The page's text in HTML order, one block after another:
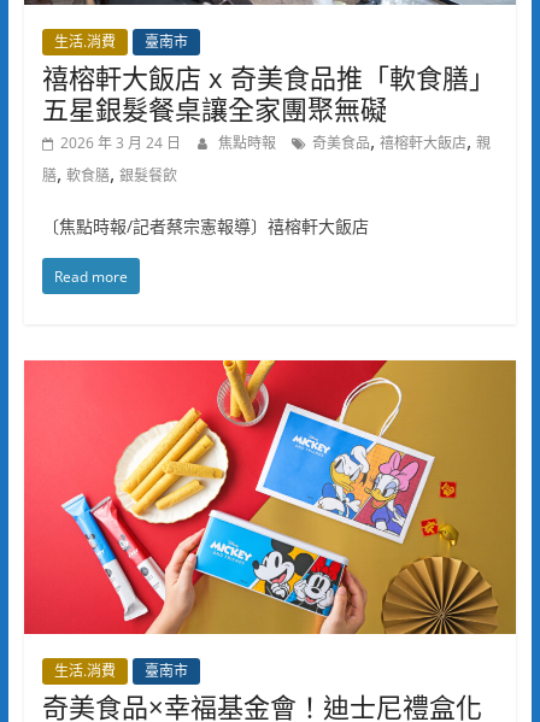
生活.消費 臺南市
禧榕軒大飯店 x 奇美食品推「軟食膳」
五星銀髮餐桌讓全家團聚無礙
2026 年 3 月 24 日 焦點時報 奇美食品, 禧榕軒大飯店, 親
膳, 軟食膳, 銀髮餐飲
〔焦點時報/記者蔡宗憲報導〕禧榕軒大飯店
Read more
生活.消費 臺南市
奇美食品×幸福基金會！迪士尼禮盒化